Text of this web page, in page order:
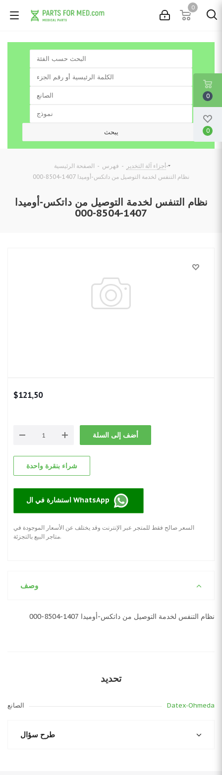
0
الصفحة الرئيسية - فهرس - أجزاء آلة التخدير -
نظام التنفس لخدمة التوصيل من داتكس-أوميدا 1407-8504-000
نظام التنفس لخدمة التوصيل من داتكس-أوميدا
1407-8504-000
$121,50
أضف إلى السلة
شراء بنقرة واحدة
استشارة في ال WhatsApp
السعر صالح فقط للمتجر عبر الإنترنت وقد يختلف عن الأسعار الموجودة في
متاجر البيع بالتجزئة.
وصف
نظام التنفس لخدمة التوصيل من داتكس-أوميدا 1407-8504-000
تحديد
الصانع Datex-Ohmeda
طرح سؤال
0
0